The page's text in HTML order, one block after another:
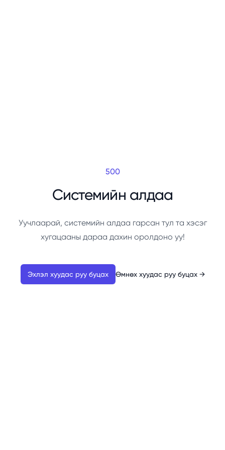
500
Системийн алдаа
Уучлаарай, системийн алдаа гарсан тул та хэсэг
хугацааны дараа дахин оролдоно уу!
Эхлэл хуудас руу буцах Өмнөх хуудас руу буцах →